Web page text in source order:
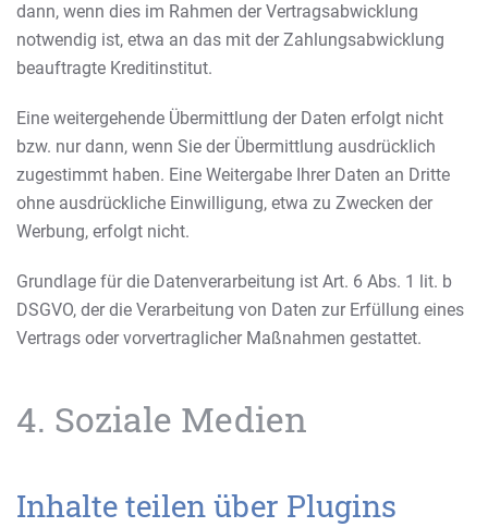
dann, wenn dies im Rahmen der Vertragsabwicklung
notwendig ist, etwa an das mit der Zahlungsabwicklung
beauftragte Kreditinstitut.
Eine weitergehende Übermittlung der Daten erfolgt nicht
bzw. nur dann, wenn Sie der Übermittlung ausdrücklich
zugestimmt haben. Eine Weitergabe Ihrer Daten an Dritte
ohne ausdrückliche Einwilligung, etwa zu Zwecken der
Werbung, erfolgt nicht.
Grundlage für die Datenverarbeitung ist Art. 6 Abs. 1 lit. b
DSGVO, der die Verarbeitung von Daten zur Erfüllung eines
Vertrags oder vorvertraglicher Maßnahmen gestattet.
4. Soziale Medien
Inhalte teilen über Plugins